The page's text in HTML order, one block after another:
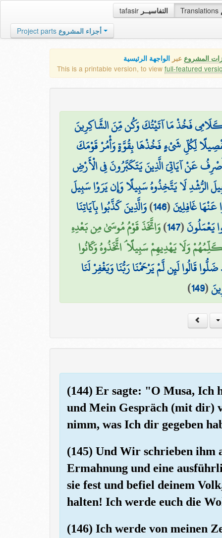
tafasir التفاسيــر Translations
Project parts أجزاء المشروع
المشروع عبر الواجهة الرئيسية
This is a printable version, to view full-featured
فَخُذْ مَا آتَيْتُكَ وَكُن مِّنَ الشَّاكِرِينَ
لِّكُلِّ شَيْءٍ فَخُذْهَا بِقُوَّةٍ وَأْمُرْ قَوْمَكَ
عَنْ آيَاتِيَ الَّذِينَ يَتَكَبَّرُونَ فِي الْأَرْضِ
الرُّشْدِ لَا يَتَّخِذُوهُ سَبِيلًا وَإِن يَرَوْا سَبِيلَ
عَنْهَا غَافِلِينَ(
146
)وَالَّذِينَ كَذَّبُوا بِآيَاتِنَا
يَعْمَلُونَ(
147
)وَاتَّخَذَ قَوْمُ مُوسَىٰ مِن بَعْدِهِ
وَلَا يَهْدِيهِمْ سَبِيلًا ۘ اتَّخَذُوهُ وَكَانُوا
قَالُوا لَئِن لَّمْ يَرْحَمْنَا رَبُّنَا وَيَغْفِرْ لَنَا
(
149
)
(144) Er sagte: "O Musa, Ich
und Mein Gespräch (mit dir)
nimm, was Ich dir gegeben
(145) Und Wir schrieben ihm
Ermahnung und eine
sie fest und befiel deinem
halten! Ich werde euch die
(146) Ich werde von meinen